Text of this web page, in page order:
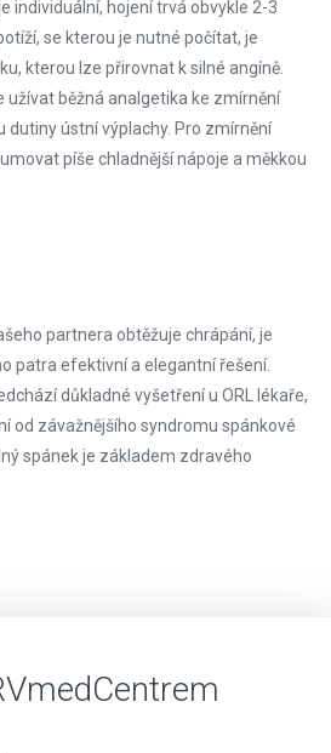
individuální, hojení trvá obvykle 2-3
se kterou je nutné počítat, je
kterou lze přirovnat k silné angíně.
užívat běžná analgetika ke zmírnění
dutiny ústní výplachy. Pro zmírnění
píše chladnější nápoje a měkkou
partnera obtěžuje chrápání, je
patra efektivní a elegantní řešení.
důkladné vyšetření u ORL lékaře,
od závažnějšího syndromu spánkové
spánek je základem zdravého